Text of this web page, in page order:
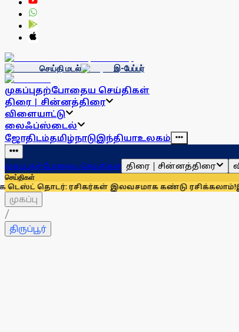
செய்தி மடல் இ-பேப்பர்
முகப்புதற்போதைய செய்திகள்
திரை | சின்னத்திரை
விளையாட்டு
லைஃப்ஸ்டைல்
ஜோதிடம்தமிழ்நாடுஇந்தியாஉலகம்
முகப்புதற்போதைய செய்திகள் திரை | சின்னத்திரை
செய்திகள்
ரசிகர்கள் இலவசமாக கண்டு ரசிக்கலாம்!
முகப்பு
/
திருப்பூர்